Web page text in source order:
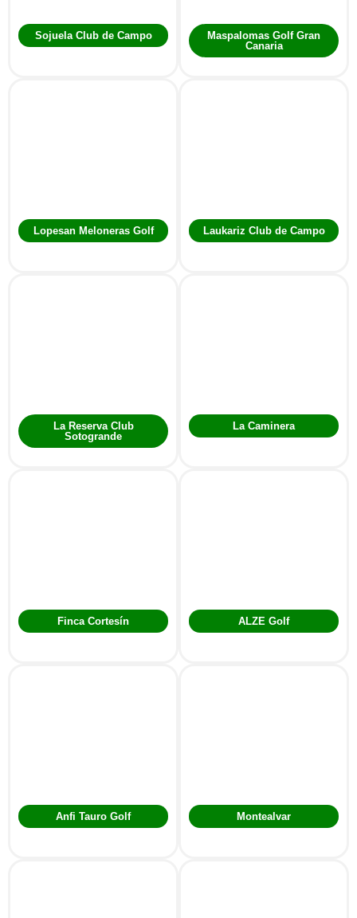
Sojuela Club de Campo
Maspalomas Golf Gran
Canaria
Lopesan Meloneras Golf Laukariz Club de Campo
La Reserva Club
Sotogrande
La Caminera
Finca Cortesín ALZE Golf
Anfi Tauro Golf Montealvar